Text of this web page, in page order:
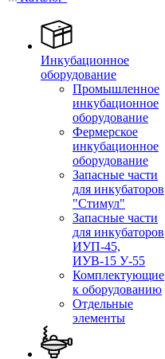
Инкубационное
оборудование
Промышленное
инкубационное
оборудование
Фермерское
инкубационное
оборудование
Запасные части
для инкубаторов
"Стимул"
Запасные части
для инкубаторов
ИУП-45,
ИУВ-15 У-55
Комплектующие
к оборудованию
Отдельные
элементы